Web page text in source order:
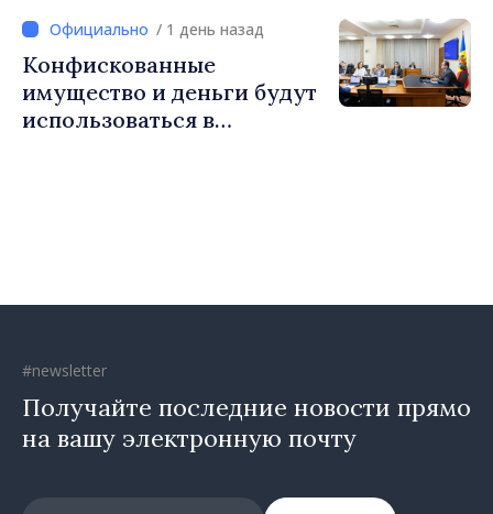
Великобритании и
Северной Ирландии Ферн
Хорин
/ 1 день назад
Конфискованные
имущество и деньги будут
использоваться в
#newsletter
Получайте последние новости прямо
на вашу электронную почту